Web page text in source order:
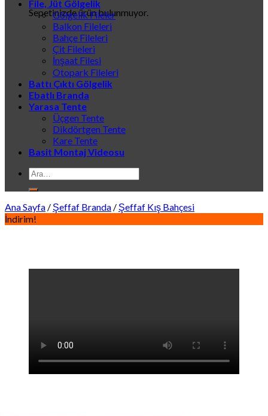
Sepetinizde ürün bulunmuyor.
File, Jüt Gölgelik
Gölgelik Fileler
Balkon Fileleri
Bahçe Fileleri
Çit Fileleri
İnşaat Filesi
Otopark Fileleri
Battı Çıktı Gölgelik
Ebatlı Branda
Yarasa Tente
Üçgen Tente
Dikdörtgen Tente
Kare Tente
Basit Montaj Videosu
Ara:
Ana Sayfa / Şeffaf Branda / Şeffaf Kış Bahçesi
İndirim!